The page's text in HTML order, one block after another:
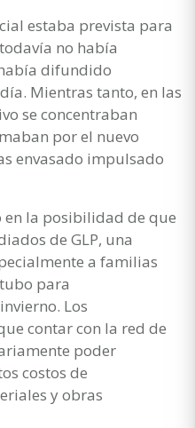
estaba prevista para
no había
difundido
Mientras tanto, en las
se concentraban
por el nuevo
envasado impulsado
en la posibilidad de que
de GLP, una
a familias
para
Los
contar con la red de
poder
costos de
y obras